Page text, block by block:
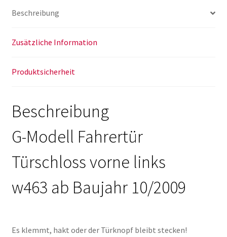
179466
Menge
Beschreibung
Zusätzliche Information
Produktsicherheit
Beschreibung
G-Modell Fahrertür
Türschloss vorne links
w463 ab Baujahr 10/2009
Es klemmt, hakt oder der Türknopf bleibt stecken!